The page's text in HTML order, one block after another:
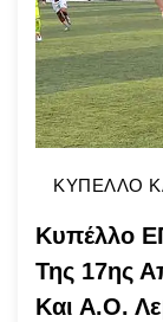
ΚΥΠΕΛΛΟ
Κυπέλλο
Της 17ης
Και Α.Ο.